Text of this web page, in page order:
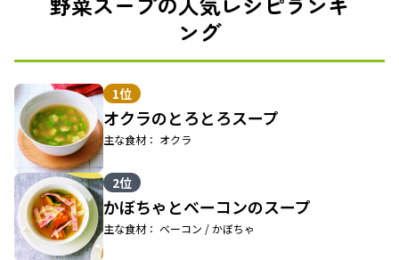
ング
1位
オクラのとろとろスープ
主な食材： オクラ
2位
かぼちゃとベーコンのスープ
主な食材： ベーコン / かぼちゃ